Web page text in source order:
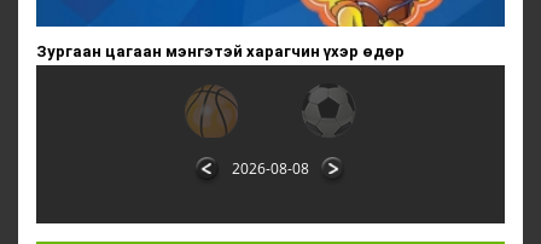
Зургаан цагаан мэнгэтэй харагчин үхэр өдөр
2026-08-08